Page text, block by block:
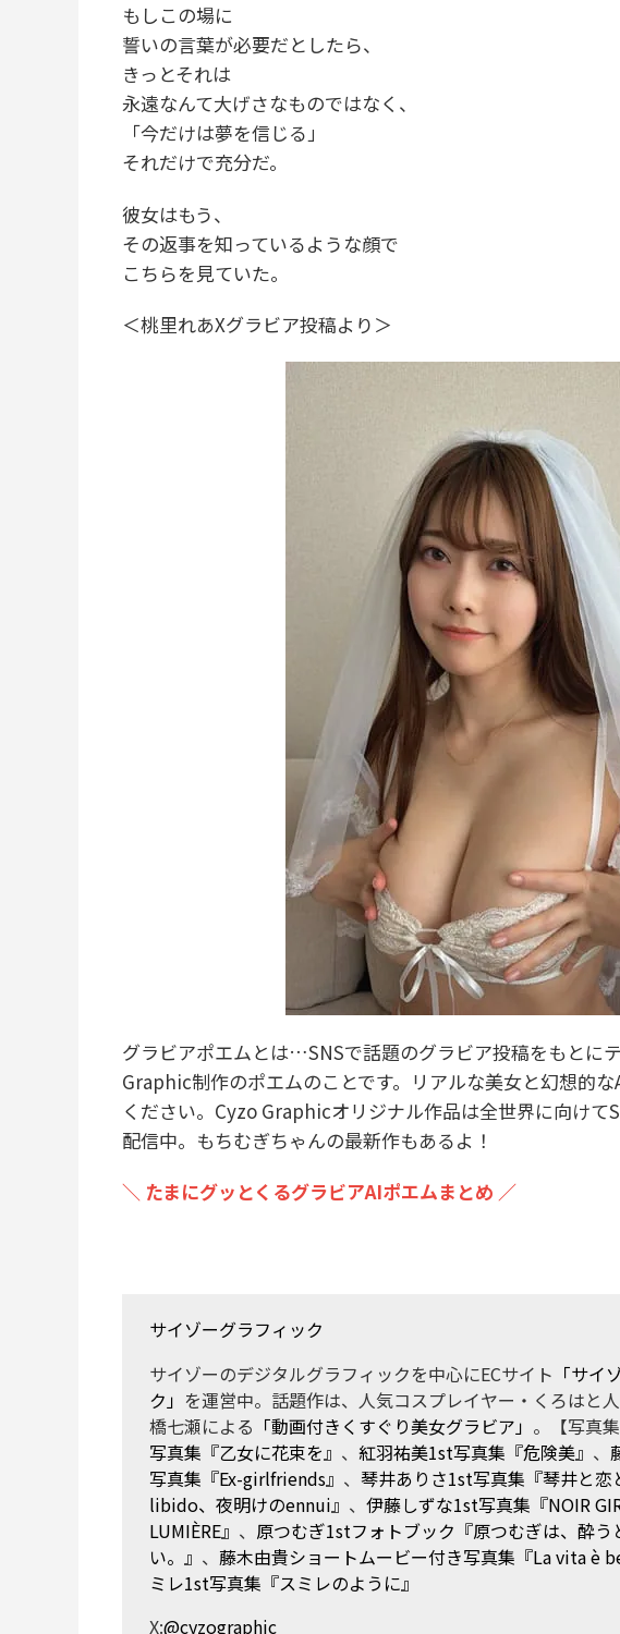
もしこの場に
誓いの言葉が必要だとしたら、
きっとそれは
永遠なんて大げさなものではなく、
「今だけは夢を信じる」
それだけで充分だ。
彼女はもう、
その返事を知っているような顔で
こちらを見ていた。
＜桃里れあXグラビア投稿より＞
グラビアポエムとは…SNSで話題のグラビア投稿をもとに
Graphic制作のポエムのことです。リアルな美女と幻想的
ください。Cyzo Graphicオリジナル作品は全世界に向け
配信中。もちむぎちゃんの最新作もあるよ！
＼ たまにグッとくるグラビアAIポエムまとめ ／
サイゾーグラフィック
サイゾーのデジタルグラフィックを中心にECサイト 「サイ
ク」 を運営中。話題作は、人気コスプレイヤー・くろはと
橋七瀬による 「動画付きくすぐり美女グラビア」 。【写真集
写真集『乙女に花束を』 、 紅羽祐美1st写真集『危険美』 、
写真集『Ex-girlfriends』 、 琴井ありさ1st写真集『琴井と恋
libido、夜明けのennui』 、 伊藤しずな1st写真集『NOIR
LUMIÈRE』 、 原つむぎ1stフォトブック『原つむぎは、酔う
い。』 、 藤木由貴ショートムービー付き写真集『La vita è
ミレ1st写真集『スミレのように』
X:@cyzographic